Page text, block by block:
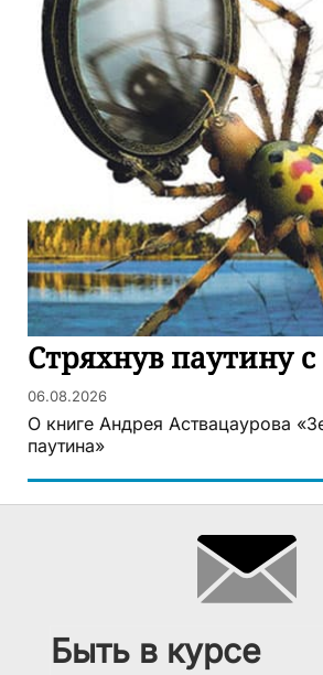
Стряхнув паутину с
06.08.2026
О книге Андрея Аствацаурова
паутина»
Быть в курсе